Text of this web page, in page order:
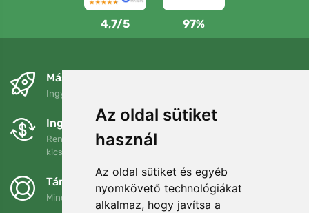
Az oldal sütiket
használ
Az oldal sütiket és egyéb
nyomkövető technológiákat
alkalmaz, hogy javítsa a
4,7/5 97%
Másnapra és ingyenesen
Ingyenes szállítás a következő összeg felett: 80 EUR
Ingyenes csere és visszaküldés
Rendelését 90 napon belül bármikor visszaküldheti vagy
kicserélheti.
Támogatjuk a Trees.org-ot
Minden megrendelésért ültetünk egy fát! Bővebben